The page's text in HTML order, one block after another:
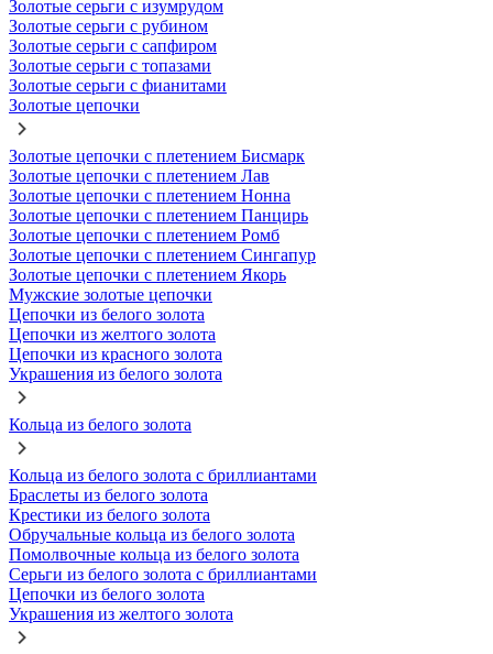
Золотые серьги с изумрудом
Золотые серьги с рубином
Золотые серьги с сапфиром
Золотые серьги с топазами
Золотые серьги с фианитами
Золотые цепочки
Золотые цепочки с плетением Бисмарк
Золотые цепочки с плетением Лав
Золотые цепочки с плетением Нонна
Золотые цепочки с плетением Панцирь
Золотые цепочки с плетением Ромб
Золотые цепочки с плетением Сингапур
Золотые цепочки с плетением Якорь
Мужские золотые цепочки
Цепочки из белого золота
Цепочки из желтого золота
Цепочки из красного золота
Украшения из белого золота
Кольца из белого золота
Кольца из белого золота с бриллиантами
Браслеты из белого золота
Крестики из белого золота
Обручальные кольца из белого золота
Помолвочные кольца из белого золота
Серьги из белого золота с бриллиантами
Цепочки из белого золота
Украшения из желтого золота